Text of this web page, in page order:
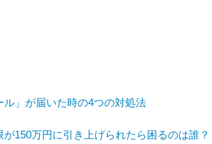
」が届いた時の4つの対処法
150万円に引き上げられたら困るのは誰？